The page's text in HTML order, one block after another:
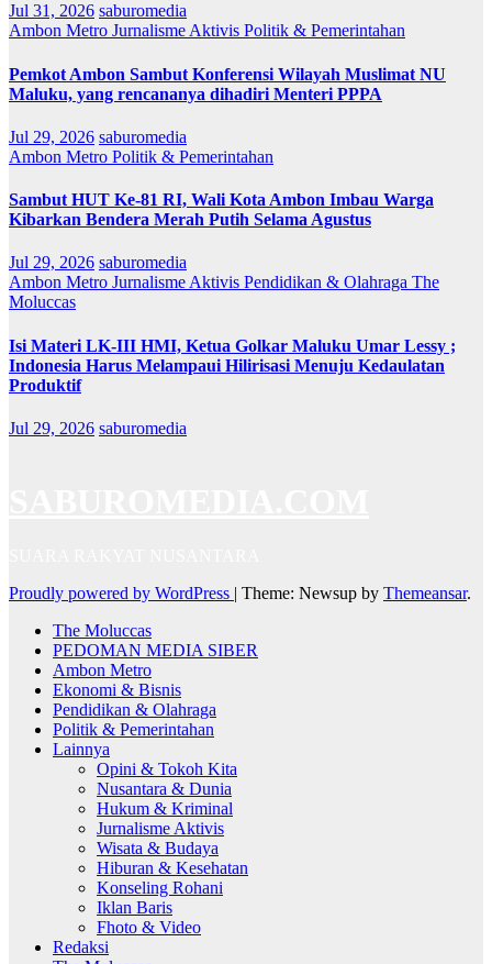
Jul 31, 2026 saburomedia
Ambon Metro Jurnalisme Aktivis Politik & Pemerintahan
Pemkot Ambon Sambut Konferensi Wilayah Muslimat NU
Maluku, yang rencananya dihadiri Menteri PPPA
Jul 29, 2026 saburomedia
Ambon Metro Politik & Pemerintahan
Sambut HUT Ke-81 RI, Wali Kota Ambon Imbau Warga
Kibarkan Bendera Merah Putih Selama Agustus
Jul 29, 2026 saburomedia
Ambon Metro Jurnalisme Aktivis Pendidikan & Olahraga The
Moluccas
Isi Materi LK-III HMI, Ketua Golkar Maluku Umar Lessy ;
Indonesia Harus Melampaui Hilirisasi Menuju Kedaulatan
Produktif
Jul 29, 2026 saburomedia
Proudly powered by WordPress | Theme: Newsup by Themeansar.
The Moluccas
PEDOMAN MEDIA SIBER
Ambon Metro
Ekonomi & Bisnis
Pendidikan & Olahraga
Politik & Pemerintahan
Lainnya
Opini & Tokoh Kita
Nusantara & Dunia
Hukum & Kriminal
Jurnalisme Aktivis
Wisata & Budaya
Hiburan & Kesehatan
Konseling Rohani
Iklan Baris
Fhoto & Video
Redaksi